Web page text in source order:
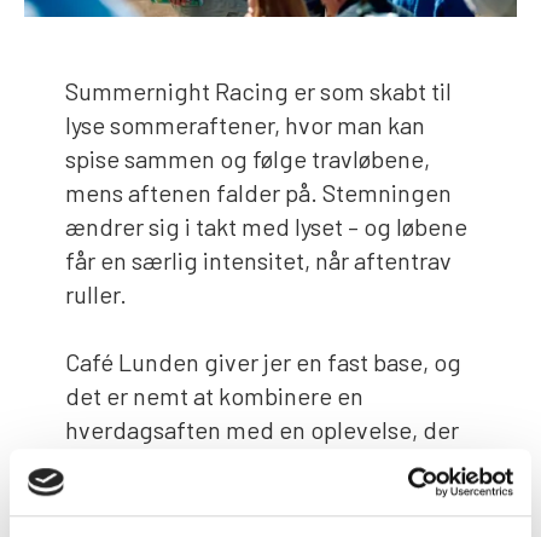
Summernight Racing er som skabt til
lyse sommeraftener, hvor man kan
spise sammen og følge travløbene,
mens aftenen falder på. Stemningen
ændrer sig i takt med lyset – og løbene
får en særlig intensitet, når aftentrav
ruller.
Café Lunden giver jer en fast base, og
det er nemt at kombinere en
hverdagsaften med en oplevelse, der
føles som et lille afbræk fra sommeren.